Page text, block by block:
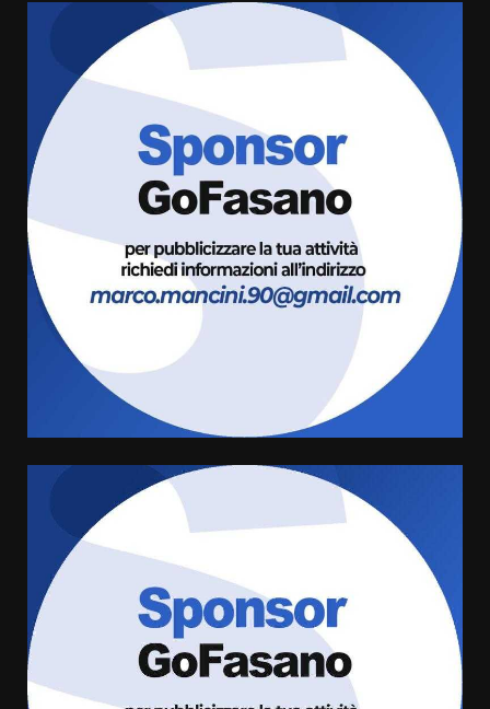
Grazia Neglia, coordinatrice
cittadina di Fratelli d’Italia,
pronta a tornare in Consiglio
comunale
6 Agosto 2026 08:00
Cura dei beni comuni e
cittadinanza attiva: online
l’avviso per la gestione
condivisa della Villetta di
assoluta de “L’Albergo
Belvedere. Il rapimento”
6 Agosto 2026 06:15
Serie D, l’Us Fasano è escluso
dal campionato
5 Agosto 2026 17:30